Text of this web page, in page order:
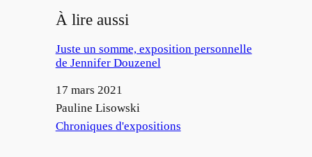
À lire aussi
Juste un somme, exposition personnelle
de Jennifer Douzenel
Date
17 mars 2021
Auteur
Pauline Lisowski
Par rapport à
Chroniques d'expositions